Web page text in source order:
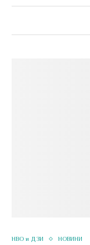
НВО и ДЗИ НОВИНИ